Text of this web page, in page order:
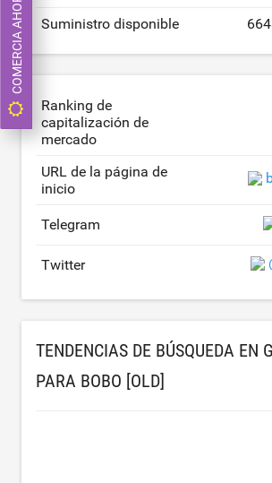
Suministro disponible
Ranking de
capitalización de
mercado
URL de la página de
inicio
Telegram
Twitter
TENDENCIAS DE BÚSQUEDA EN
PARA BOBO [OLD]
COMERCIA AHORA